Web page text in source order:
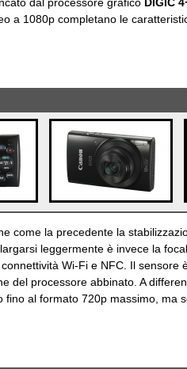
a 1080p completano le
come la precedente la
leggermente è invece la
Wi-Fi e NFC. Il sensore
del processore abbinato. A
fino al formato 720p massimo, ma